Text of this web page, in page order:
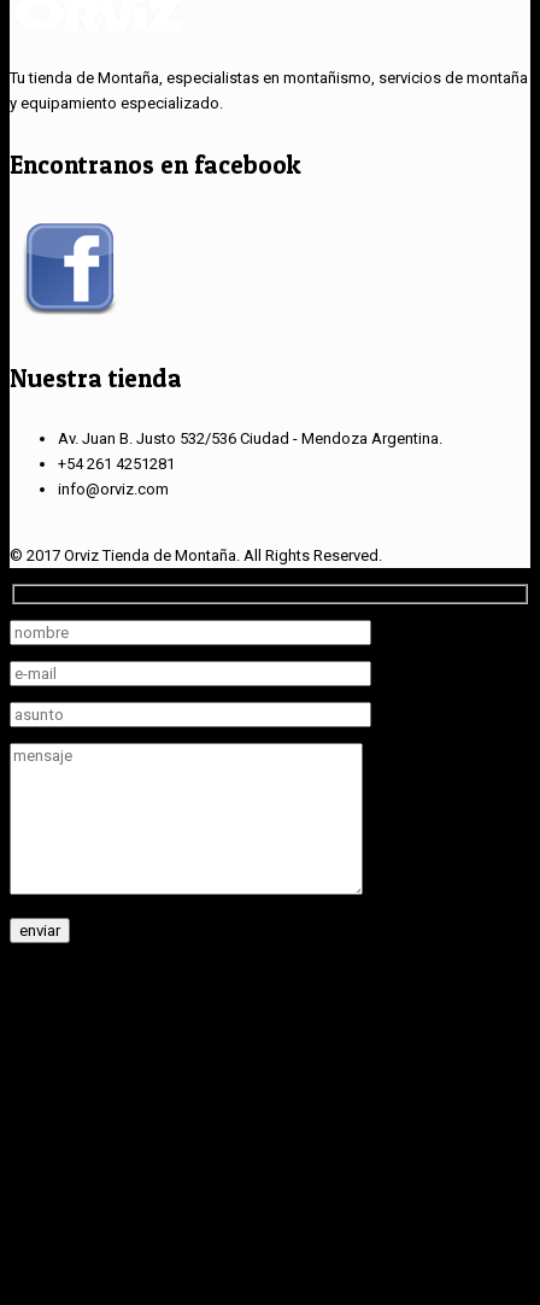
Tu tienda de Montaña, especialistas en montañismo, servicios de montaña
y equipamiento especializado.
Encontranos en facebook
Nuestra tienda
Av. Juan B. Justo 532/536 Ciudad - Mendoza Argentina.
+54 261 4251281
info@orviz.com
© 2017 Orviz Tienda de Montaña. All Rights Reserved.